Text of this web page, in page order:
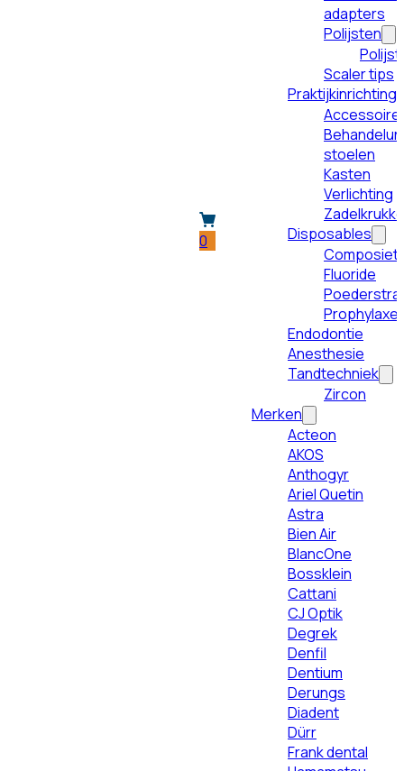
0
adapters
Polijsten
Scaler tips
Praktijkinrichting
stoelen
Kasten
Verlichting
Disposables
Composiet
Fluoride
Prophylaxe
Endodontie
Anesthesie
Tandtechniek
Zircon
Merken
Acteon
AKOS
Anthogyr
Ariel Quetin
Astra
Bien Air
BlancOne
Bossklein
Cattani
CJ Optik
Degrek
Denfil
Dentium
Derungs
Diadent
Dürr
Frank dental